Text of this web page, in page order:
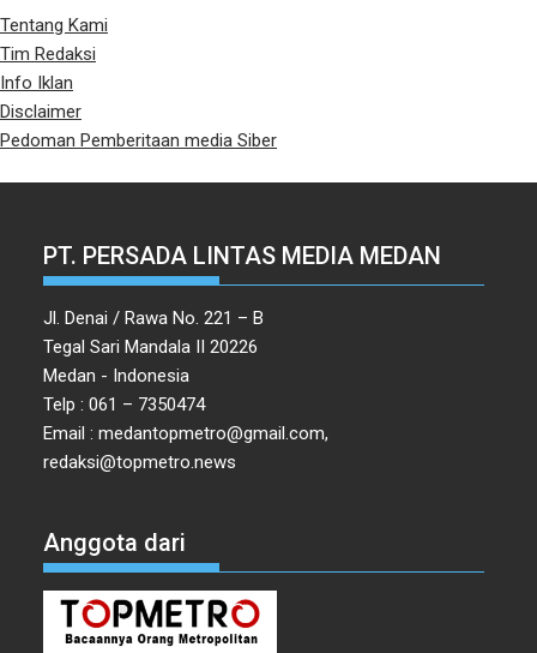
Tentang Kami
Tim Redaksi
Info Iklan
Disclaimer
Pedoman Pemberitaan media Siber
PT. PERSADA LINTAS MEDIA MEDAN
Jl. Denai / Rawa No. 221 – B
Tegal Sari Mandala II 20226
Medan - Indonesia
Telp : 061 – 7350474
Email : medantopmetro@gmail.com,
redaksi@topmetro.news
Anggota dari